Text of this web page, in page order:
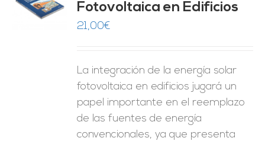
Fotovoltaica en Edificios
21,00€
La integración de la energía solar
fotovoltaica en edificios jugará un
papel importante en el reemplazo
de las fuentes de energía
convencionales, ya que presenta